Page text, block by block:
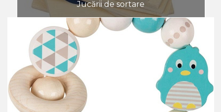
Jucării de sortare